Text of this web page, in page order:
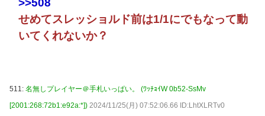
>>508
せめてスレッショルド前は1/1にでもなって動
いてくれないか？
511: 名無しプレイヤー＠手札いっぱい。 (ﾜｯﾁｮｲW 0b52-SsMv
[2001:268:72b1:e92a:*]) 2024/11/25(月) 07:52:06.66 ID:LhtXLRTv0